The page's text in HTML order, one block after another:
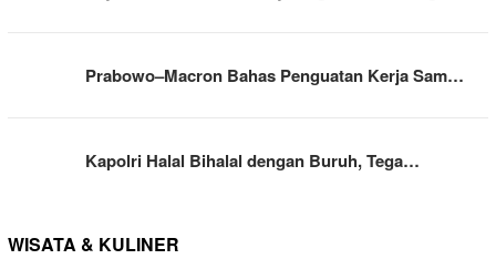
Prabowo–Macron Bahas Penguatan Kerja Sam…
Kapolri Halal Bihalal dengan Buruh, Tega…
WISATA & KULINER